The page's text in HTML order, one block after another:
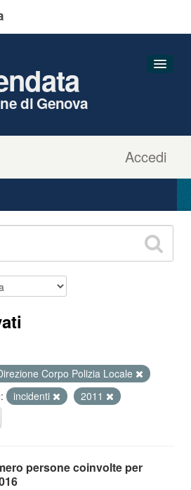
Accedi
di Genova
Corpo Polizia Locale
incidenti
2011
persone coinvolte per